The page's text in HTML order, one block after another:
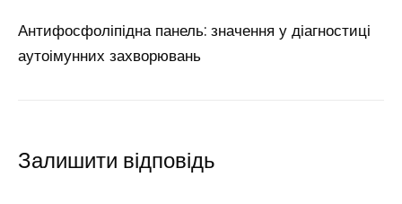
Антифосфоліпідна панель: значення у діагностиці
аутоімунних захворювань
Залишити відповідь